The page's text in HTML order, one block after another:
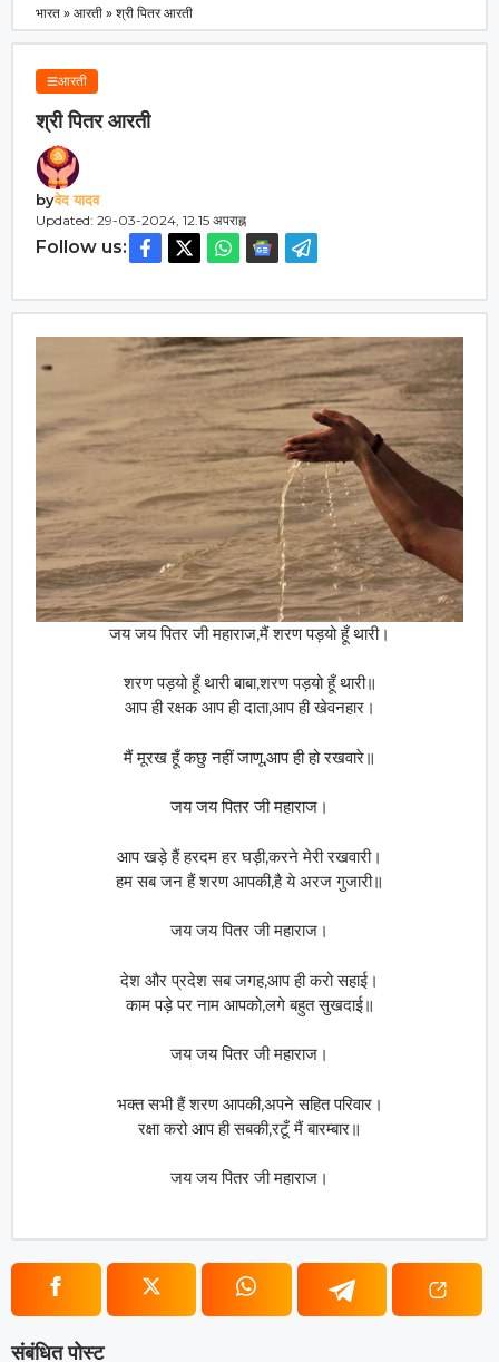
भारत » आरती » श्री पितर आरती
आरती
श्री पितर आरती
byवेद यादव
Updated: 29-03-2024, 12.15 अपराह्न
Follow us:
जय जय पितर जी महाराज,मैं शरण पड़यो हूँ थारी।
शरण पड़यो हूँ थारी बाबा,शरण पड़यो हूँ थारी॥
आप ही रक्षक आप ही दाता,आप ही खेवनहार।
मैं मूरख हूँ कछु नहीं जाणू,आप ही हो रखवारे॥
जय जय पितर जी महाराज।
आप खड़े हैं हरदम हर घड़ी,करने मेरी रखवारी।
हम सब जन हैं शरण आपकी,है ये अरज गुजारी॥
जय जय पितर जी महाराज।
देश और प्रदेश सब जगह,आप ही करो सहाई।
काम पड़े पर नाम आपको,लगे बहुत सुखदाई॥
जय जय पितर जी महाराज।
भक्त सभी हैं शरण आपकी,अपने सहित परिवार।
रक्षा करो आप ही सबकी,रटूँ मैं बारम्बार॥
जय जय पितर जी महाराज।
संबंधित पोस्ट